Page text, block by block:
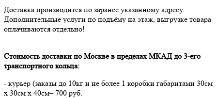
Доставка производится по заранее указанному адресу.
Дополнительные услуги по подъёму на этаж, выгрузке товара
оплачиваются отдельно!
Стоимость доставки по Москве в пределах МКАД до 3-его
транспортного кольца:
- курьер (заказы до 10кг и не более 1 коробки габаритами 30см
х 30см х 40см– 700 руб.